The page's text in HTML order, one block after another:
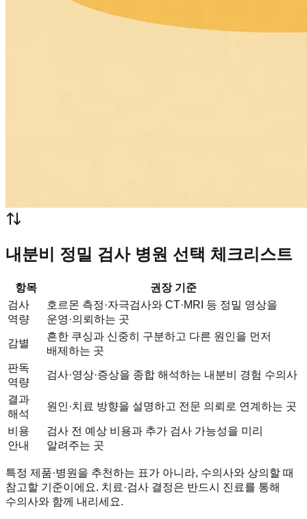
내분비 정밀 검사 병원 선택 체크리스트
항목
권장 기준
검사
역량
호르몬 측정·자극검사와 CT·MRI 등 정밀 영상을
운영·의뢰하는 곳
감별
흔한 쿠싱과 신중히 구분하고 다른 원인을 먼저
배제하는 곳
판독
역량
검사·영상·증상을 종합 해석하는 내분비 경험 수의사
결과
해석
원인·치료 방향을 설명하고 전문 의뢰로 연계하는 곳
비용
안내
검사 전 예상 비용과 추가 검사 가능성을 미리
알려주는 곳
특정 제품·병원을 추천하는 표가 아니라, 수의사와 상의할 때
참고할 기준이에요. 치료·검사 결정은 반드시 진료를 통해
수의사와 함께 내리세요.